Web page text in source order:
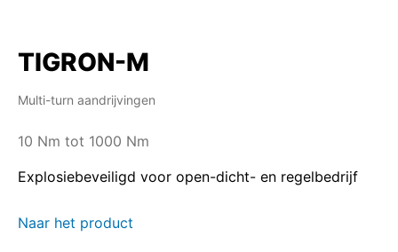
TIGRON-M
Multi-turn aandrijvingen
10 Nm tot 1000 Nm
Explosiebeveiligd voor open-dicht- en regelbedrijf
Naar het product